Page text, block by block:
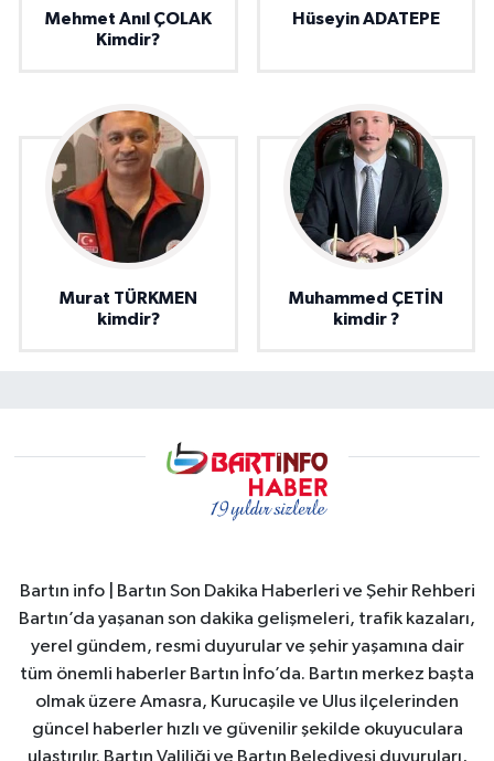
Mehmet Anıl ÇOLAK
Kimdir?
Hüseyin ADATEPE
Murat TÜRKMEN
kimdir?
Muhammed ÇETİN
kimdir ?
Bartın info | Bartın Son Dakika Haberleri ve Şehir Rehberi
Bartın’da yaşanan son dakika gelişmeleri, trafik kazaları,
yerel gündem, resmi duyurular ve şehir yaşamına dair
tüm önemli haberler Bartın İnfo’da. Bartın merkez başta
olmak üzere Amasra, Kurucaşile ve Ulus ilçelerinden
güncel haberler hızlı ve güvenilir şekilde okuyuculara